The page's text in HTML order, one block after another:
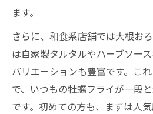
ます。
さらに、和食系店舗では大根お
は自家製タルタルやハーブソー
バリエーションも豊富です。こ
で、いつもの牡蠣フライが一段
です。初めての方も、まずは人